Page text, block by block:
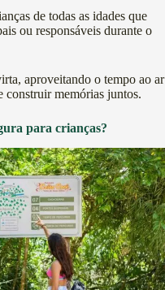
de todas as idades que
ou responsáveis durante o
aproveitando o tempo ao ar
construir memórias juntos.
para crianças?